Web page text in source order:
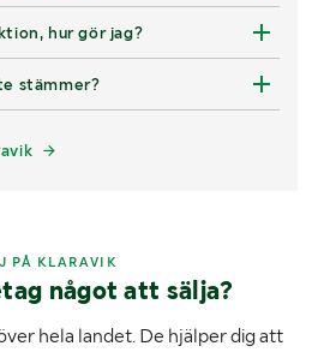
hur gör jag?
stämmer?
PÅ KLARAVIK
något att sälja?
hela landet. De hjälper dig att